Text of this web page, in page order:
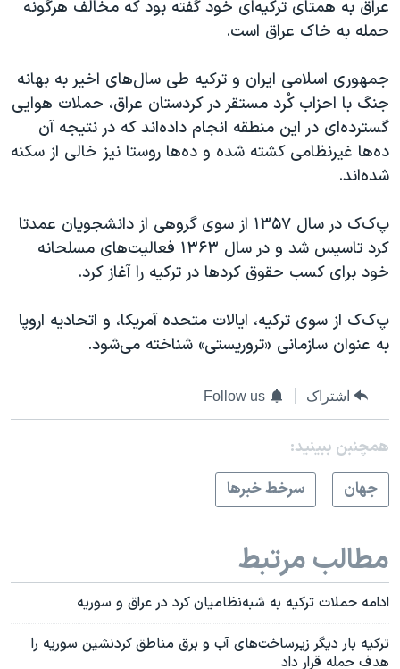
عراق به همتای ترکیه‌ای خود گفته بود که مخالف هرگونه
حمله به خاک عراق است.
جمهوری اسلامی ایران و ترکیه طی سال‌های اخیر به بهانه
جنگ با احزاب کُرد مستقر در کردستان عراق، حملات هوایی
گسترده‌ای در این منطقه انجام داده‌اند که در نتیجه آن
ده‌ها غیرنظامی کشته شده و ده‌ها روستا نیز خالی از سکنه
شده‌اند.
پ‌ک‌ک در سال ۱۳۵۷ از سوی گروهی از دانشجویان عمدتا
کرد تاسیس شد و در سال ۱۳۶۳ فعالیت‌های مسلحانه
خود برای کسب حقوق کردها در ترکیه را آغاز کرد.
پ‌ک‌ک از سوی ترکیه، ایالات متحده آمریکا، و اتحادیه اروپا
به عنوان سازمانی «تروریستی» شناخته می‌شود.
اشتراک Follow us
همچنبن ببینید:
جهان
سرخط خبرها
مطالب مرتبط
ادامه حملات ترکیه به شبه‌نظامیان کرد در عراق و سوریه
ترکیه بار دیگر زیرساخت‌های آب و برق مناطق کردنشین سوریه را
هدف حمله قرار داد